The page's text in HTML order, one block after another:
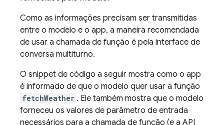
Como as informações precisam ser transmitidas
entre o modelo e o app, a maneira recomendada
de usar a chamada de função é pela interface de
conversa multiturno.
O snippet de código a seguir mostra como o app
é informado de que o modelo quer usar a função
fetchWeather . Ele também mostra que o modelo
forneceu os valores de parâmetro de entrada
necessários para a chamada de função (e a API